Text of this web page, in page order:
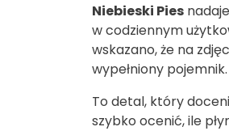
Niebieski Pies
w codziennym
wskazano, że na
wypełniony pojemnik.
To detal, który
szybko ocenić, ile